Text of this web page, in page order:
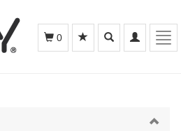
Toggle
navigation
Toggle
search
0